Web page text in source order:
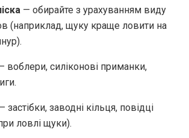
— обирайте з урахуванням виду
(наприклад, щуку краще ловити на
воблери, силіконові приманки,
застібки, заводні кільця, повідці
ловлі щуки).